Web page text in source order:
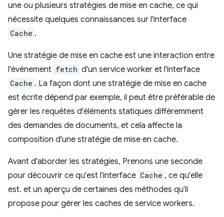
une ou plusieurs stratégies de mise en cache, ce qui
nécessite quelques connaissances sur l'interface
Cache .
Une stratégie de mise en cache est une interaction entre
l'événement fetch d'un service worker et l'interface
Cache . La façon dont une stratégie de mise en cache
est écrite dépend par exemple, il peut être préférable de
gérer les requêtes d'éléments statiques différemment
des demandes de documents, et cela affecte la
composition d'une stratégie de mise en cache.
Avant d'aborder les stratégies, Prenons une seconde
pour découvrir ce qu'est l'interface Cache , ce qu'elle
est. et un aperçu de certaines des méthodes qu'il
propose pour gérer les caches de service workers.